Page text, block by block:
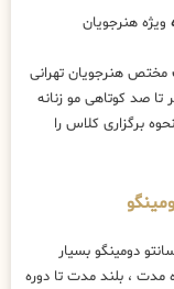
ویژه هنرجویان
مختص هنرجویان تهرانی
صد کوتاهی مو زنانه
برگزاری کلاس را
دومینگو بسیار
مدت ، بلند مدت تا دوره